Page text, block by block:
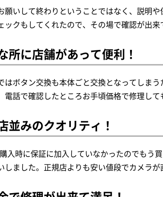
願いして終わりということではなく、説明
ックもしてくれたので、その場で確認が出来
所に店舗があって便利！
はボタン交換も本体ごと交換となってしま
電話で確認したところお手頃価格で修理し
並みのクオリティ！
入時に保証に加入していなかったのでもう
しました。正規店よりも安い値段でカメラが